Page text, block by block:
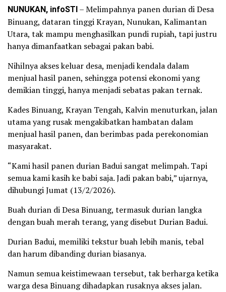
NUNUKAN, infoSTI– Melimpahnya panen durian di Desa
Binuang, dataran tinggi Krayan, Nunukan, Kalimantan
Utara, tak mampu menghasilkan pundi rupiah, tapi justru
hanya dimanfaatkan sebagai pakan babi.
Nihilnya akses keluar desa, menjadi kendala dalam
menjual hasil panen, sehingga potensi ekonomi yang
demikian tinggi, hanya menjadi sebatas pakan ternak.
Kades Binuang, Krayan Tengah, Kalvin menuturkan, jalan
utama yang rusak mengakibatkan hambatan dalam
menjual hasil panen, dan berimbas pada perekonomian
masyarakat.
“Kami hasil panen durian Badui sangat melimpah. Tapi
semua kami kasih ke babi saja. Jadi pakan babi,” ujarnya,
dihubungi Jumat (13/2/2026).
Buah durian di Desa Binuang, termasuk durian langka
dengan buah merah terang, yang disebut Durian Badui.
Durian Badui, memiliki tekstur buah lebih manis, tebal
dan harum dibanding durian biasanya.
Namun semua keistimewaan tersebut, tak berharga ketika
warga desa Binuang dihadapkan rusaknya akses jalan.